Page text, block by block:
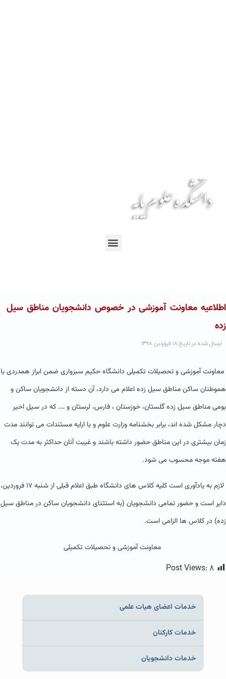
اطلاعیه معاونت آموزشی در خصوص دانشجویان مناطق سیل
زده
ارسال شده در تاریخ:۱۸ فروردین ۱۳۹۸
معاونت آموزشی و تحصیلات تکمیلی دانشگاه حکیم سبزواری ضمن ابراز همدردی با
هموطنان ساکن مناطق سیل زده اعلام می دارد، آن دسته از دانشجویان ساکن و
بومی مناطق سیل زده گلستان، خوزستان ، فارس، لرستان و …. که در سیل اخیر
دچار مشکل شده اند، برابر بخشنامه وزارت علوم و با ارایه مستندات می توانند مدت
زمان بیشتری در این مناطق حضور داشته باشند و غیبت آنان حداکثر به مدت یک
هفته موجه محسوب می شود.
لازم به یادآوری است کلیه کلاس های دانشگاه طبق اعلام قبلی از شنبه ۱۷ فروردین،
دایر است و حضور تمامی دانشجویان (به استثنای دانشجویان ساکن در مناطق سیل
زده) در کلاس ها الزامی است.
معاونت آموزشی و تحصیلات تکمیلی
Post Views: ۸
خدمات اعضای هیات علمی
خدمات کارکنان
خدمات دانشجویان